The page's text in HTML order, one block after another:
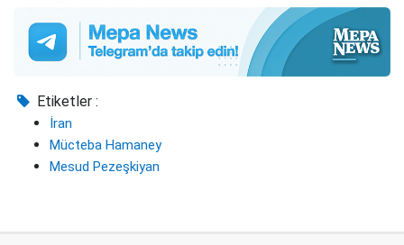
Etiketler :
İran
Mücteba Hamaney
Mesud Pezeşkiyan